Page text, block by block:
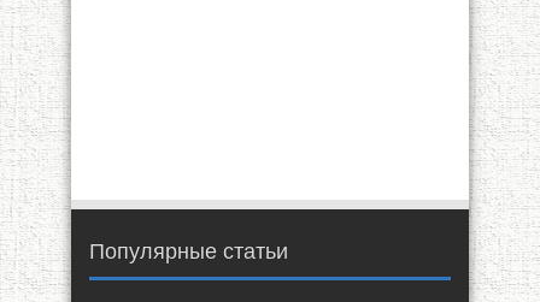
Популярные статьи